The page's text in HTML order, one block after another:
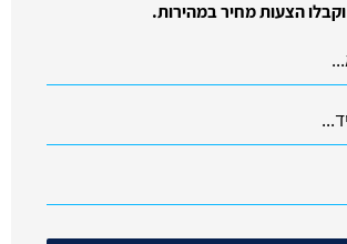
וקבלו הצעות מחיר במהירות.